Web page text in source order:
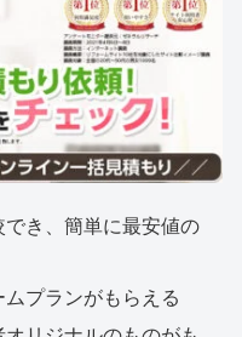
き、簡単に最安値の
プランがもらえる